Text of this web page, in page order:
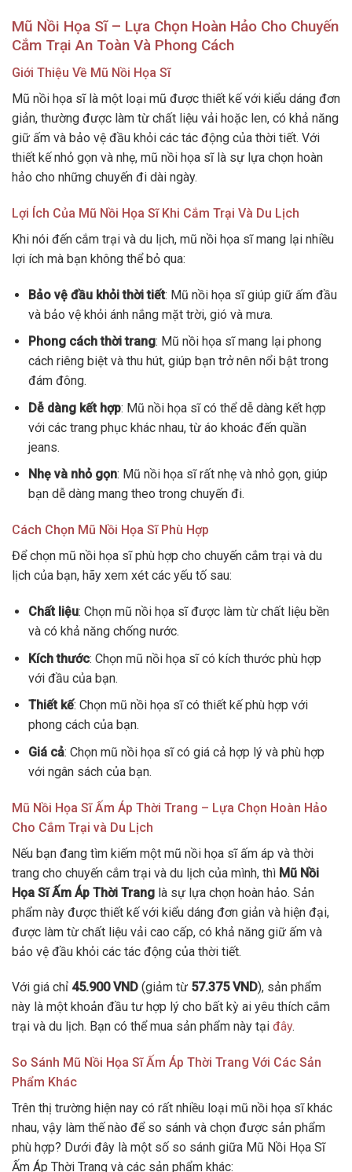
Mũ Nồi Họa Sĩ – Lựa Chọn Hoàn Hảo Cho Chuyến
Cắm Trại An Toàn Và Phong Cách
Giới Thiệu Về Mũ Nồi Họa Sĩ
Mũ nồi họa sĩ là một loại mũ được thiết kế với kiểu dáng đơn
giản, thường được làm từ chất liệu vải hoặc len, có khả năng
giữ ấm và bảo vệ đầu khỏi các tác động của thời tiết. Với
thiết kế nhỏ gọn và nhẹ, mũ nồi họa sĩ là sự lựa chọn hoàn
hảo cho những chuyến đi dài ngày.
Lợi Ích Của Mũ Nồi Họa Sĩ Khi Cắm Trại Và Du Lịch
Khi nói đến cắm trại và du lịch, mũ nồi họa sĩ mang lại nhiều
lợi ích mà bạn không thể bỏ qua:
Bảo vệ đầu khỏi thời tiết: Mũ nồi họa sĩ giúp giữ ấm đầu
và bảo vệ khỏi ánh nắng mặt trời, gió và mưa.
Phong cách thời trang: Mũ nồi họa sĩ mang lại phong
cách riêng biệt và thu hút, giúp bạn trở nên nổi bật trong
đám đông.
Dễ dàng kết hợp: Mũ nồi họa sĩ có thể dễ dàng kết hợp
với các trang phục khác nhau, từ áo khoác đến quần
jeans.
Nhẹ và nhỏ gọn: Mũ nồi họa sĩ rất nhẹ và nhỏ gọn, giúp
bạn dễ dàng mang theo trong chuyến đi.
Cách Chọn Mũ Nồi Họa Sĩ Phù Hợp
Để chọn mũ nồi họa sĩ phù hợp cho chuyến cắm trại và du
lịch của bạn, hãy xem xét các yếu tố sau:
Chất liệu: Chọn mũ nồi họa sĩ được làm từ chất liệu bền
và có khả năng chống nước.
Kích thước: Chọn mũ nồi họa sĩ có kích thước phù hợp
với đầu của bạn.
Thiết kế: Chọn mũ nồi họa sĩ có thiết kế phù hợp với
phong cách của bạn.
Giá cả: Chọn mũ nồi họa sĩ có giá cả hợp lý và phù hợp
với ngân sách của bạn.
Mũ Nồi Họa Sĩ Ấm Áp Thời Trang – Lựa Chọn Hoàn Hảo
Cho Cắm Trại và Du Lịch
Nếu bạn đang tìm kiếm một mũ nồi họa sĩ ấm áp và thời
trang cho chuyến cắm trại và du lịch của mình, thì Mũ Nồi
Họa Sĩ Ấm Áp Thời Trang là sự lựa chọn hoàn hảo. Sản
phẩm này được thiết kế với kiểu dáng đơn giản và hiện đại,
được làm từ chất liệu vải cao cấp, có khả năng giữ ấm và
bảo vệ đầu khỏi các tác động của thời tiết.
Với giá chỉ 45.900 VND (giảm từ 57.375 VND), sản phẩm
này là một khoản đầu tư hợp lý cho bất kỳ ai yêu thích cắm
trại và du lịch. Bạn có thể mua sản phẩm này tại đây.
So Sánh Mũ Nồi Họa Sĩ Ấm Áp Thời Trang Với Các Sản
Phẩm Khác
Trên thị trường hiện nay có rất nhiều loại mũ nồi họa sĩ khác
nhau, vậy làm thế nào để so sánh và chọn được sản phẩm
phù hợp? Dưới đây là một số so sánh giữa Mũ Nồi Họa Sĩ
Ấm Áp Thời Trang và các sản phẩm khác: